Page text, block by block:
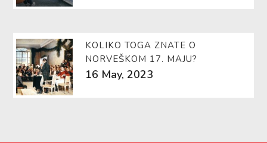
KOLIKO TOGA ZNATE O
NORVEŠKOM 17. MAJU?
16 May, 2023